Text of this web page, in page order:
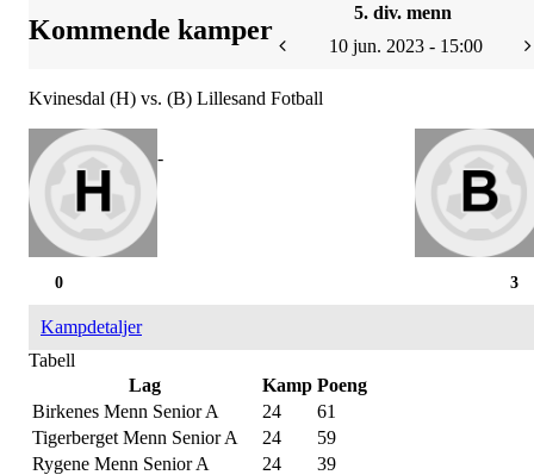
Kommende kamper
5. div. menn
10 jun. 2023 - 15:00
Kvinesdal (H) vs. (B) Lillesand Fotball
-
3
0
Kampdetaljer
Tabell
Lag
Kamp Poeng
Birkenes Menn Senior A
24
61
Tigerberget Menn Senior A
24
59
Rygene Menn Senior A
24
39